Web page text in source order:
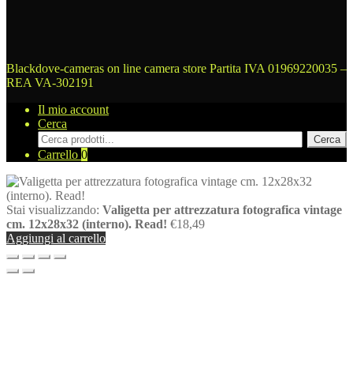
Blackdove-cameras on line camera store Partita IVA 01969220035 –
REA VA-302191
Il mio account
Cerca
Cerca
prodotti
Cerca
Carrello 0
Stai visualizzando: Valigetta per attrezzatura fotografica vintage
cm. 12x28x32 (interno). Read! €18,49
Aggiungi al carrello